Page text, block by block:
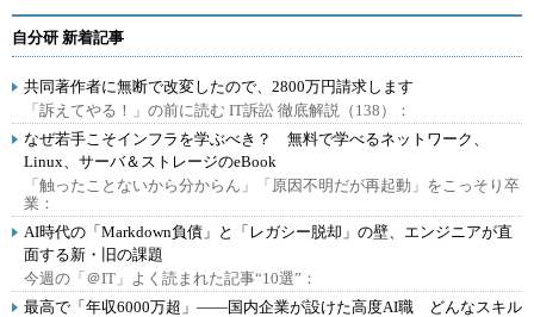
自分研 新着記事
共同著作者に無断で改変したので、2800万円請求します
「訴えてやる！」の前に読む IT訴訟 徹底解説（138）：
なぜ若手こそインフラを学ぶべき？ 無料で学べるネットワーク、
Linux、サーバ＆ストレージのeBook
「触ったことないから分からん」「原因不明だが再起動」をこっそり卒
業：
AI時代の「Markdown負債」と「レガシー脱却」の壁、エンジニアが直
面する新・旧の課題
今週の「＠IT」よく読まれた記事“10選”：
最高で「年収6000万超」――国内企業が設けた高度AI職 どんなスキル